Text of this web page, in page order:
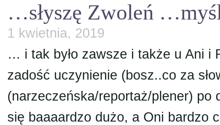
…słyszę Zwoleń
1 kwietnia, 2019
… i tak było zawsze i także u Ani
zadość uczynienie (bosz..co za
(narzeczeńska/reportaż/plener) po
się baaaardzo dużo, a Oni bardzo